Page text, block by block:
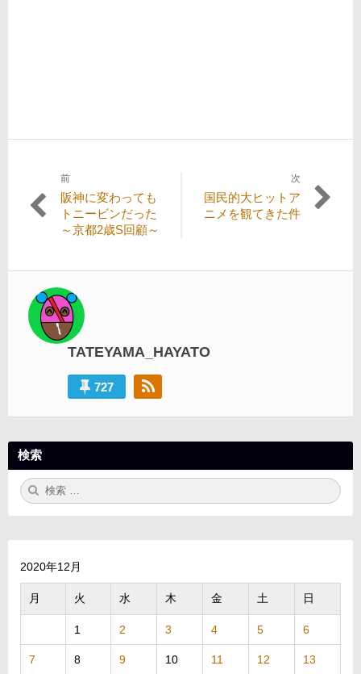
稿
ゲ
ー
シ
前
過
去
の
阪神に変わっても
トニービンだった
～京都2歳S回顧～
次
国民的大ヒットア
ニメを観てきた件
TATEYAMA_HAYATO
727
検索
検
索:
2020年12月
月 火 水 木 金 土 日
1 2 3 4 5 6
7 8 9 10 11 12 13